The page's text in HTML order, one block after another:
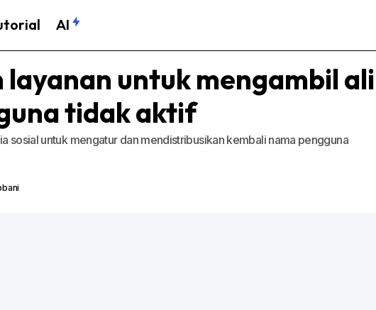
AI
layanan untuk mengambil
tidak aktif
sosial untuk mengatur dan mendistribusikan kembali nama pengguna